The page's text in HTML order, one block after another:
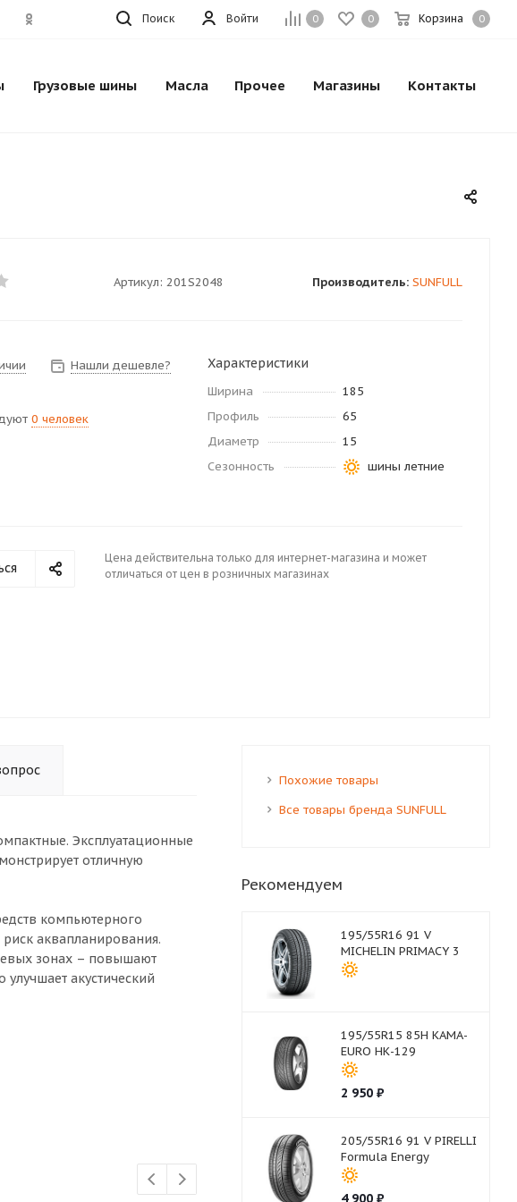
0 0 Корзина 0
Войти
Поиск
Грузовые шины Масла Прочее Магазины Контакты
Артикул: 201S2048 Производитель: SUNFULL
Нашли дешевле?
0 человек
Характеристики
Ширина
185
Профиль
65
Диаметр
15
Сезонность
шины летние
Цена действительна только для интернет-магазина и может
отличаться от цен в розничных магазинах
Эксплуатационные
отличную
компьютерного
аквапланирования.
зонах – повышают
акустический
Похожие товары
Все товары бренда SUNFULL
Рекомендуем
195/55R16 91 V
MICHELIN PRIMACY 3
195/55R15 85H КАМА-
EURO НК-129
2 950₽
205/55R16 91 V PIRELLI
Formula Energy
4 900₽